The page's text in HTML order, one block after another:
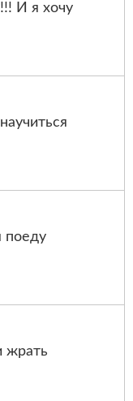
И я хочу
поеду
жрать